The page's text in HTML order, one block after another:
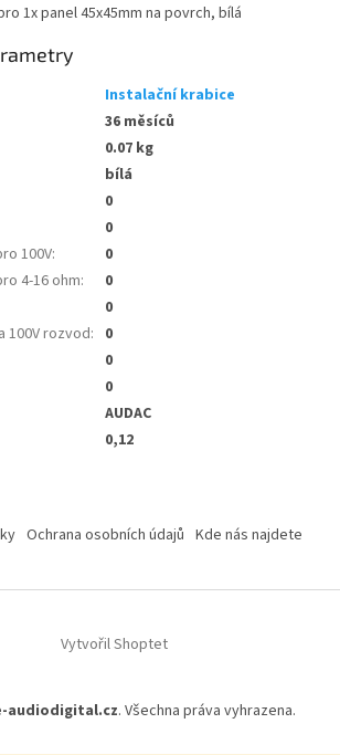
1x panel 45x45mm na povrch, bílá
Instalační krabice
36 měsíců
0.07 kg
bílá
0
0
100V:
0
4-16 ohm:
0
0
100V rozvod: 0
0
0
AUDAC
0,12
Ochrana osobních údajů Kde nás najdete
Vytvořil Shoptet
audiodigital.cz. Všechna práva vyhrazena.